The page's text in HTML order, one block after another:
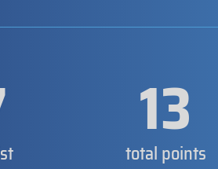
13
total points